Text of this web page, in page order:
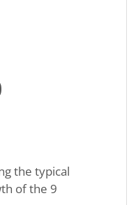
the typical
of the 9